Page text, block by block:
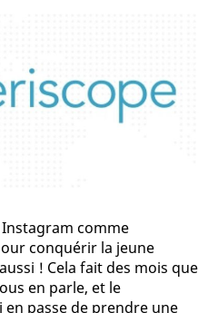
comme
conquérir la jeune
! Cela fait des mois que
en parle, et le
passe de prendre une